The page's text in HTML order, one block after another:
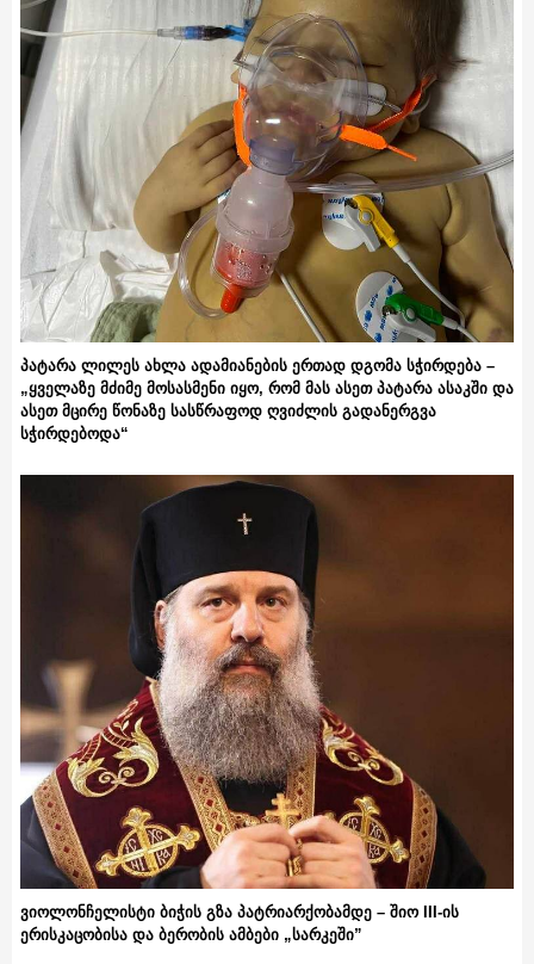
პატარა ლილეს ახლა ადამიანების ერთად დგომა სჭირდება –
„ყველაზე მძიმე მოსასმენი იყო, რომ მას ასეთ პატარა ასაკში და
ასეთ მცირე წონაზე სასწრაფოდ ღვიძლის გადანერგვა
სჭირდებოდა“
ვიოლონჩელისტი ბიჭის გზა პატრიარქობამდე – შიო III-ის
ერისკაცობისა და ბერობის ამბები „სარკეში”